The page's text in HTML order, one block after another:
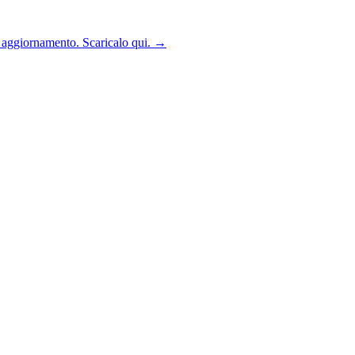
Scaricalo qui. →